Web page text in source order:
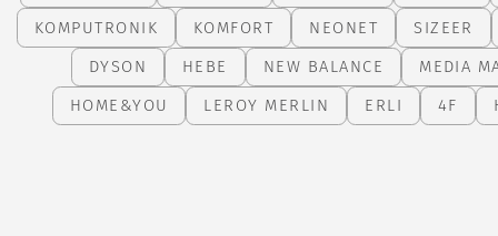
KOMPUTRONIK
KOMFORT NEONET
SIZEER
DYSON
HEBE NEW BALANCE
MEDIA
HOME&YOU
LEROY MERLIN ERLI 4F